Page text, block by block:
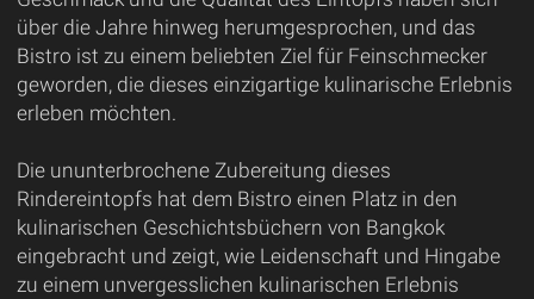
über die Jahre hinweg herumgesprochen, und das
Bistro ist zu einem beliebten Ziel für Feinschmecker
geworden, die dieses einzigartige kulinarische Erlebnis
erleben möchten.
Die ununterbrochene Zubereitung dieses
Rindereintopfs hat dem Bistro einen Platz in den
kulinarischen Geschichtsbüchern von Bangkok
eingebracht und zeigt, wie Leidenschaft und Hingabe
zu einem unvergesslichen kulinarischen Erlebnis